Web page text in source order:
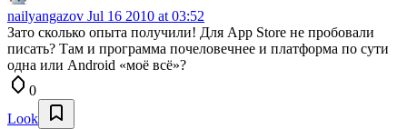
nailyangazov Jul 16 2010 at 03:52
Зато сколько опыта получили! Для App Store не пробовали
писать? Там и программа почеловечнее и платформа по сути
одна или Android «моё всё»?
0
Look